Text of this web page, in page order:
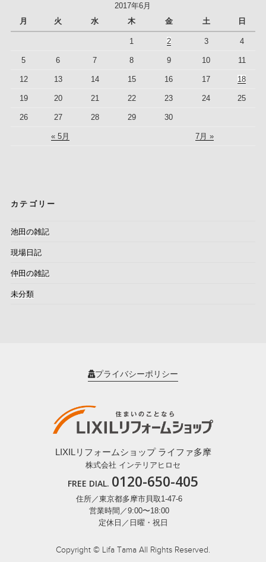
2017年6月
月
火 水 木 金 土 日
« 5月 7月 »
1 2 3 4
5 6 7 8 9 10 11
12 13 14 15 16 17 18
19 20 21 22 23 24 25
26 27 28 29 30
カテゴリー
池田の雑記
現場日記
仲田の雑記
未分類
プライバシーポリシー
LIXILリフォームショップ ライファ多摩
株式会社 インテリアヒロセ
FREE DIAL. 0120-650-405
住所／東京都多摩市貝取1-47-6
営業時間／9:00〜18:00
定休日／日曜・祝日
Copyright © Lifa Tama All Rights Reserved.